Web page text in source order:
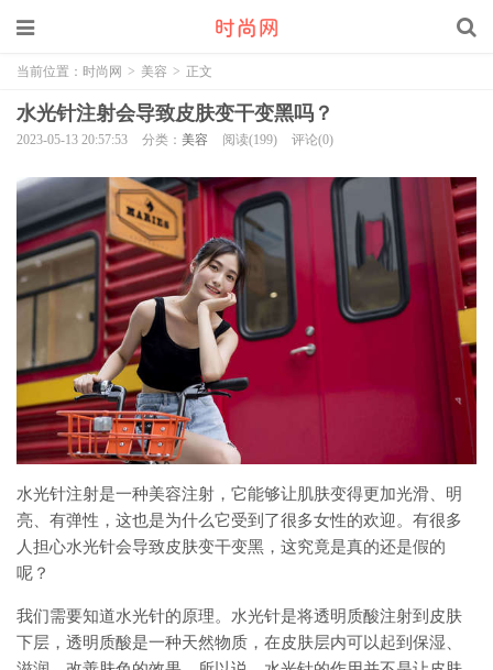
当前位置： 时尚网 > 美容 > 正文
水光针注射会导致皮肤变干变黑吗？
2023-05-13 20:57:53 分类： 美容 阅读(199) 评论(0)
水光针注射是一种美容注射，它能够让肌肤变得更加光滑、明
亮、有弹性，这也是为什么它受到了很多女性的欢迎。有很多
人担心水光针会导致皮肤变干变黑，这究竟是真的还是假的
呢？
我们需要知道水光针的原理。水光针是将透明质酸注射到皮肤
下层，透明质酸是一种天然物质，在皮肤层内可以起到保湿、